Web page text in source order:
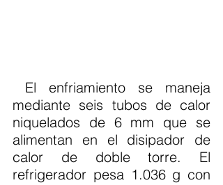
mediante seis tubos de calor
niquelados de 6 mm que se
alimentan en el disipador de
calor de doble torre. El
refrigerador pesa 1.036 g con